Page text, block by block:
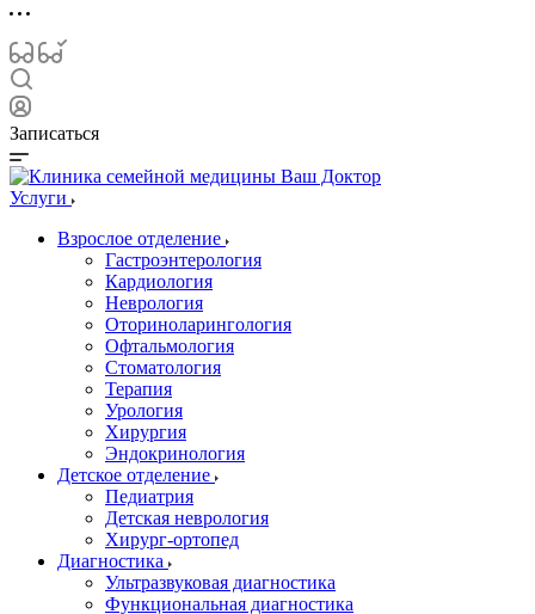
Записаться
Услуги
Взрослое отделение
Гастроэнтерология
Кардиология
Неврология
Оториноларингология
Офтальмология
Стоматология
Терапия
Урология
Хирургия
Эндокринология
Детское отделение
Педиатрия
Детская неврология
Хирург-ортопед
Диагностика
Ультразвуковая диагностика
Функциональная диагностика